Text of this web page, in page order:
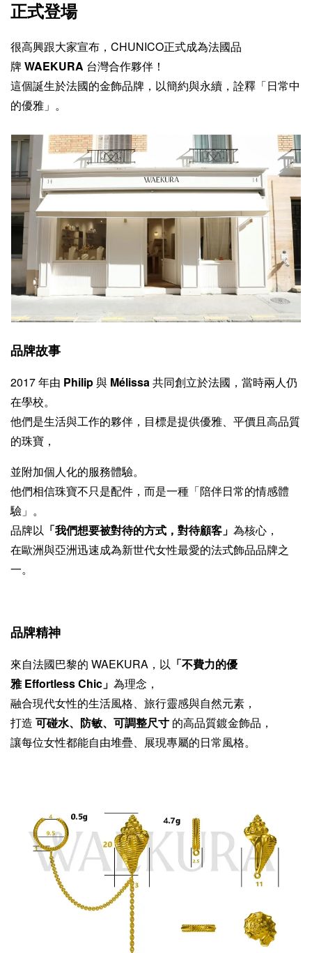
正式登場
很高興跟大家宣布，CHUNICO正式成為法國品
牌WAEKURA 台灣合作夥伴！
這個誕生於法國的金飾品牌，以簡約與永續，詮釋「日常中
的優雅」。
品牌故事
2017 年由 Philip與 Mélissa共同創立於法國，當時兩人仍
在學校。
他們是生活與工作的夥伴，目標是提供優雅、平價且高品質
的珠寶，
並附加個人化的服務體驗。
他們相信珠寶不只是配件，而是一種「陪伴日常的情感體
驗」。
品牌以 「我們想要被對待的方式，對待顧客」 為核心，
在歐洲與亞洲迅速成為新世代女性最愛的法式飾品品牌之
一。
品牌精神
來自法國巴黎的 WAEKURA，以 「不費力的優
雅 Effortless Chic」 為理念，
融合現代女性的生活風格、旅行靈感與自然元素，
打造 可碰水、防敏、可調整尺寸 的高品質鍍金飾品，
讓每位女性都能自由堆疊、展現專屬的日常風格。